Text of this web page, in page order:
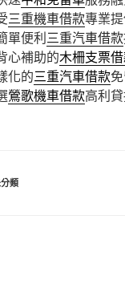
三重機車借款專業
單便利三重汽車借款
心補助的木柵支票
化的三重汽車借款
鶯歌機車借款高利
類